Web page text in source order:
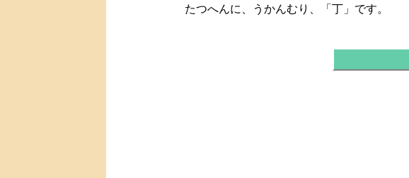
たつへんに、うかんむり、「丁」です。